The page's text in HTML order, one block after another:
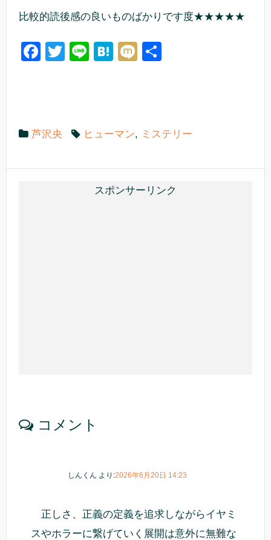
比較的読後感の良いものばかりです度★★★★★
F
b
o
T
Li
H
a
M
芦沢央 ヒューマン, ミステリー
スポンサーリンク
コメント
しんくん より:2026年6月20日 14:23
正しさ、正義の定義を追求しながらイヤミ
スやホラーに繋げていく展開は意外に無難な